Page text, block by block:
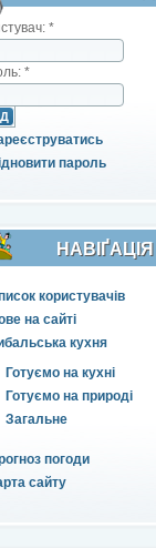
*
*
пароль
НАВІҐАЦІЯ
користувачів
на сайті
кухня
Готуємо на кухні
Готуємо на природі
Загальне
погоди
сайту